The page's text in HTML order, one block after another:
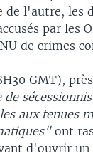
l'autre, les
par les
de crimes
GMT),
aux tenues
ont
d'ouvrir